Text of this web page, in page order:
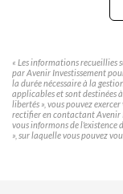
« Les informations recueillies
par Avenir Investissement
la durée nécessaire à la
applicables et sont destinées
libertés », vous pouvez
rectifier en contactant Avenir
vous informons de
», sur laquelle vous pouvez